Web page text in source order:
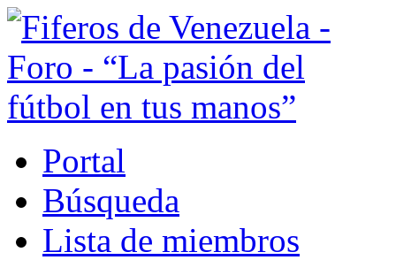
Portal
Búsqueda
Lista de miembros